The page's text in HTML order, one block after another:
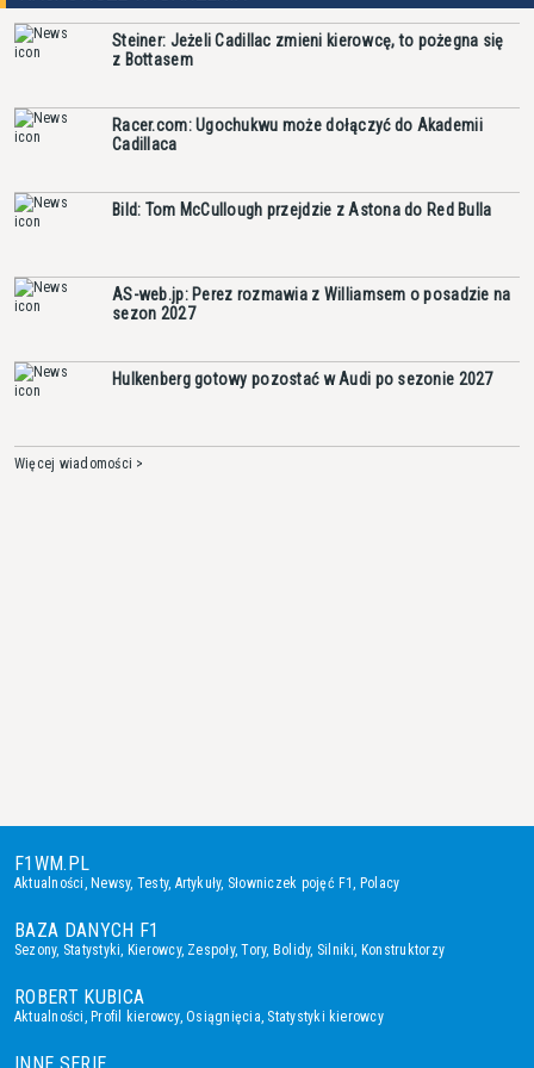
Steiner: Jeżeli Cadillac zmieni kierowcę, to pożegna się
z Bottasem
Racer.com: Ugochukwu może dołączyć do Akademii
Cadillaca
Bild: Tom McCullough przejdzie z Astona do Red Bulla
AS-web.jp: Perez rozmawia z Williamsem o posadzie na
sezon 2027
Hulkenberg gotowy pozostać w Audi po sezonie 2027
Więcej wiadomości >
F1WM.PL
Aktualności, Newsy, Testy, Artykuły, Słowniczek pojęć F1, Polacy
BAZA DANYCH F1
Sezony, Statystyki, Kierowcy, Zespoły,Tory, Bolidy, Silniki, Konstruktorzy
ROBERT KUBICA
Aktualności, Profil kierowcy,Osiągnięcia, Statystyki kierowcy